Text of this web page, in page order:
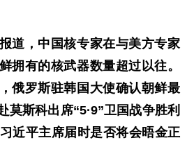
道，中国核专家在与美方专家
拥有的核武器数量超过以往。
俄罗斯驻韩国大使确认朝鲜最
莫斯科出席“5·9”卫国战争胜利
近平主席届时是否将会晤金正